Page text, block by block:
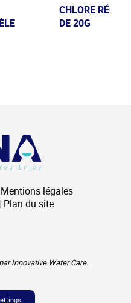
CHLORE
DE 20G
Mentions légales
Plan du site
Innovative Water Care.